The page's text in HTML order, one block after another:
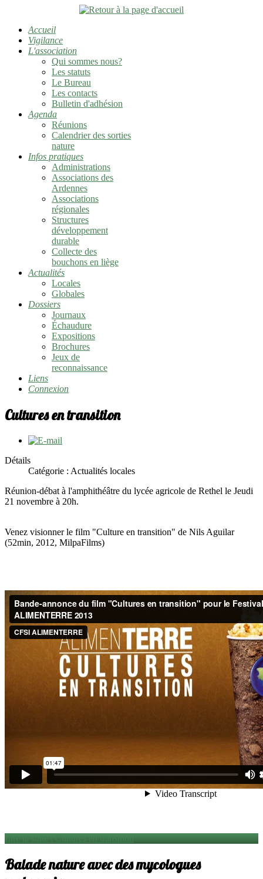
Accueil
Vigilance
L'association
Qui sommes nous?
Les statuts
Le Bureau
Les contacts
Bulletin d'adhésion
Agenda
Réunions
Calendrier des sorties
nature
Infos pratiques
Administrations
Associations des
Ardennes
Associations
régionales
Structures
développement
durable
Collecte des
bouchons en liège
Actualités
Locales
Globales
Dossiers
Journaux
Échaudure
Expositions
Brochures
Jeux de
reconnaissance
Liens
Connexion
Cultures en transition
Détails
Catégorie : Actualités locales
Réunion-débat à l'amphithéâtre du lycée agricole de Rethel le Jeudi
21 novembre à 20h.
Venez visionner le film "Culture en transition" de Nils Aguilar
(52min, 2012, MilpaFilms)
Lire la suite : Cultures en transition
Balade nature avec des mycologues